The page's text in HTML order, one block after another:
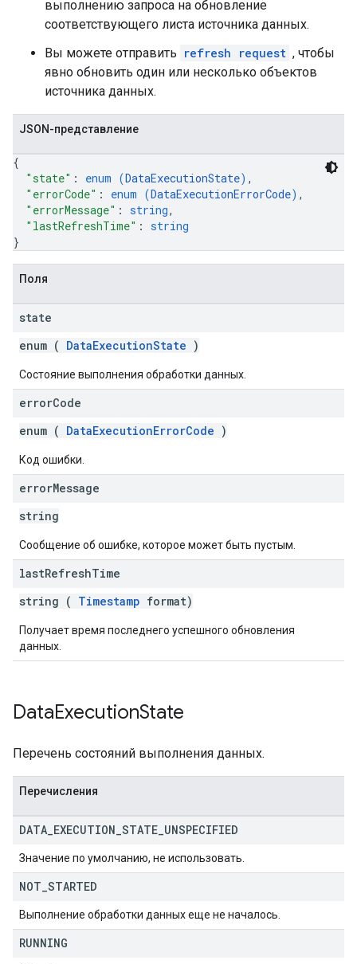
выполнению запроса на обновление
соответствующего листа источника данных.
Вы можете отправить refresh request , чтобы
явно обновить один или несколько объектов
источника данных.
JSON-представление
{
"state" : enum (DataExecutionState) ,
"errorCode" : enum (DataExecutionErrorCode) ,
"errorMessage" : string,
"lastRefreshTime" : string
}
Поля
state
enum ( DataExecutionState )
Состояние выполнения обработки данных.
errorCode
enum ( DataExecutionErrorCode )
Код ошибки.
errorMessage
string
Сообщение об ошибке, которое может быть пустым.
lastRefreshTime
string ( Timestamp format)
Получает время последнего успешного обновления
данных.
DataExecutionState
Перечень состояний выполнения данных.
Перечисления
DATA EXECUTION STATE UNSPECIFIED
Значение по умолчанию, не использовать.
NOT STARTED
Выполнение обработки данных еще не началось.
RUNNING